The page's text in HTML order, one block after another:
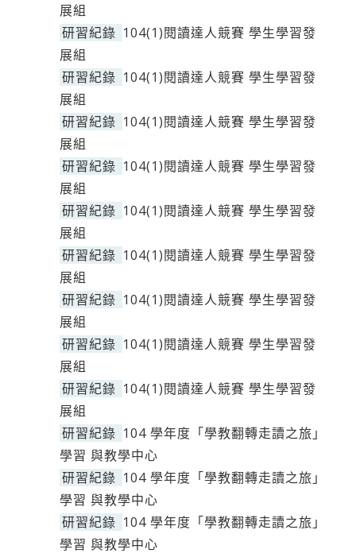
展組
研習紀錄 104(1)閱讀達人競賽 學生學習發
展組
研習紀錄 104(1)閱讀達人競賽 學生學習發
展組
研習紀錄 104(1)閱讀達人競賽 學生學習發
展組
研習紀錄 104(1)閱讀達人競賽 學生學習發
展組
研習紀錄 104(1)閱讀達人競賽 學生學習發
展組
研習紀錄 104(1)閱讀達人競賽 學生學習發
展組
研習紀錄 104(1)閱讀達人競賽 學生學習發
展組
研習紀錄 104(1)閱讀達人競賽 學生學習發
展組
研習紀錄 104(1)閱讀達人競賽 學生學習發
展組
研習紀錄 104 學年度「學教翻轉走讀之旅」
學習 與教學中心
研習紀錄 104 學年度「學教翻轉走讀之旅」
學習 與教學中心
研習紀錄 104 學年度「學教翻轉走讀之旅」
學習 與教學中心